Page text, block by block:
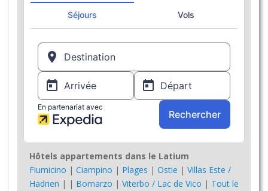
Hôtels appartements dans le Latium
Fiumicino | Ciampino | Plages | Ostie | Villas Este /
Hadrien | | Bomarzo | Viterbo / Lac de Vico | Tout le